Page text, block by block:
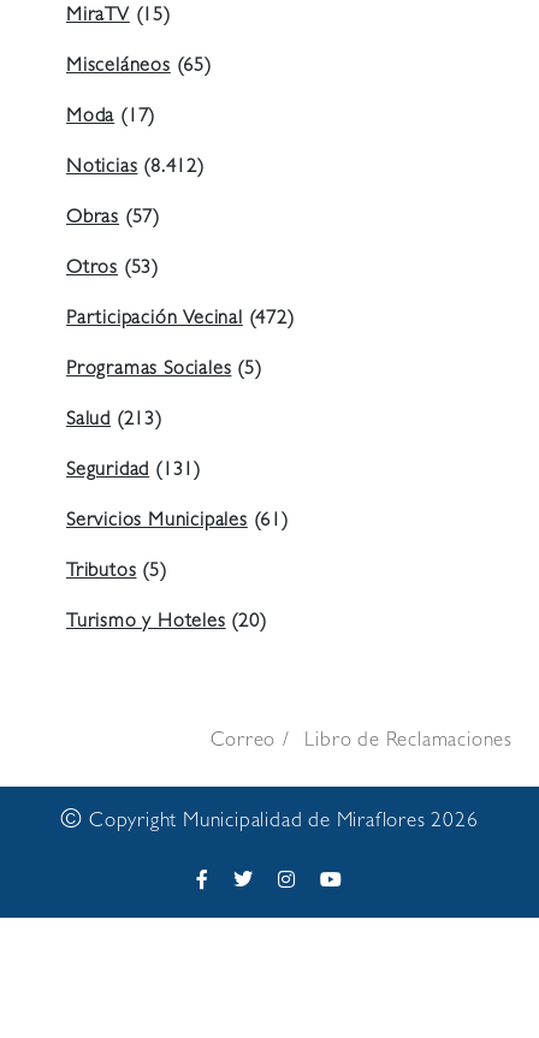
MiraTV(15)
Misceláneos(65)
Moda(17)
Noticias(8.412)
Obras (57)
Otros (53)
Participación Vecinal(472)
Programas Sociales(5)
Salud (213)
Seguridad(131)
Servicios Municipales(61)
Tributos(5)
Turismo y Hoteles(20)
Correo Libro de Reclamaciones
© Copyright Municipalidad de Miraflores 2026